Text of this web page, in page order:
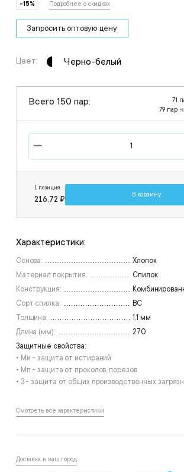
-15% Подробнее о скидках
Запросить оптовую цену
Цвет: Черно-белый
Всего 150 пар: 71
79 пар
1 позиция
216,72 ₽
В корзину
Характеристики:
Основа:
Хлопок
Материал покрытия:
Спилок
Конструкция:
Сорт спилка:
ВС
Толщина:
1,1 мм
Длина (мм):
270
Защитные свойства:
• Ми - защита от истираний
• Мп - защита от проколов, порезов
• З - защита от общих производственных
Смотреть все характеристики
Доставка в ваш город